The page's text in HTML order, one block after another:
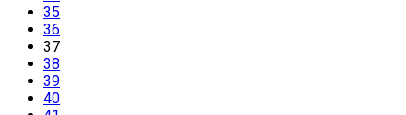
35
36
37
38
39
40